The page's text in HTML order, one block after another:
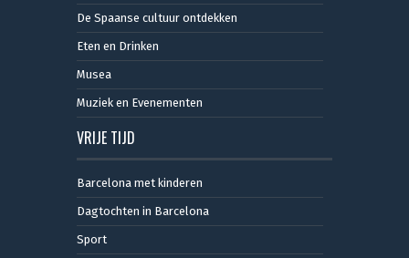
De Spaanse cultuur ontdekken
Eten en Drinken
Musea
Muziek en Evenementen
VRIJE TIJD
Barcelona met kinderen
Dagtochten in Barcelona
Sport